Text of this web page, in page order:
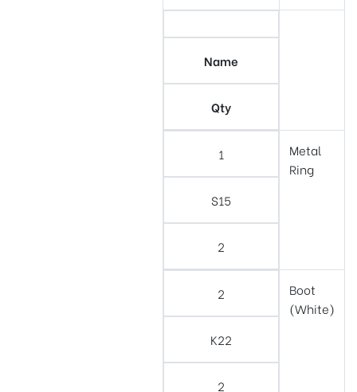
Name
Qty
1
S15
2
Metal
Ring
2
K22
2
Boot
(White)